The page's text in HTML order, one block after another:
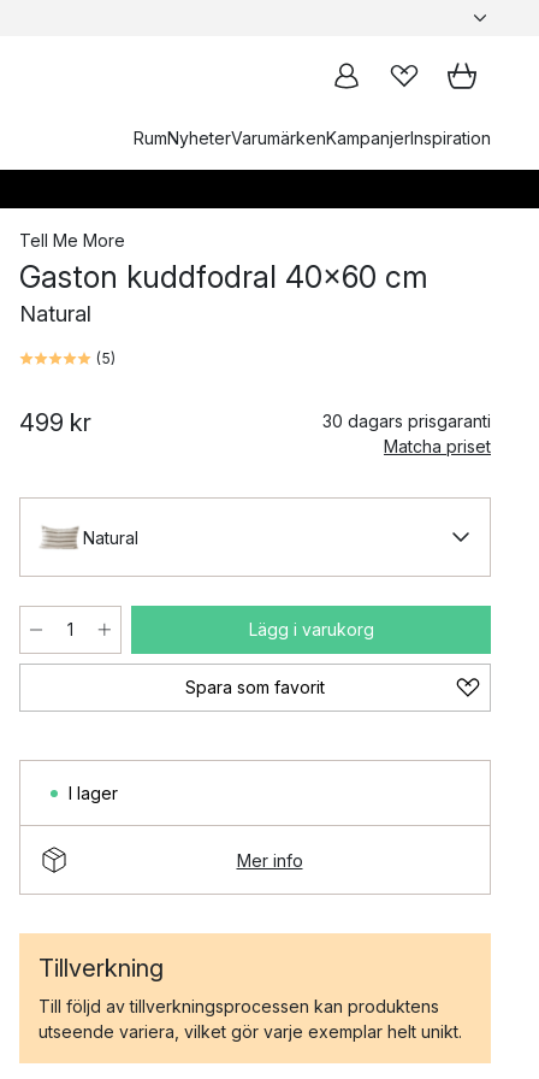
RumNyheterVarumärkenKampanjerInspiration
Tell Me More
Gaston kuddfodral 40x60 cm
Natural
(5)
499 kr
30 dagars prisgaranti
Matcha priset
Natural
Lägg i varukorg
Spara som favorit
I lager
Mer info
Tillverkning
Till följd av tillverkningsprocessen kan produktens
utseende variera, vilket gör varje exemplar helt unikt.